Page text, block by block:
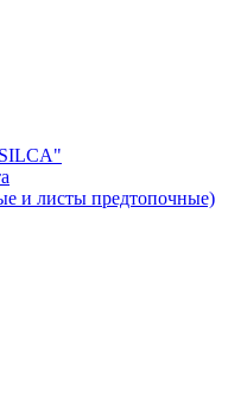
и листы предтопочные)